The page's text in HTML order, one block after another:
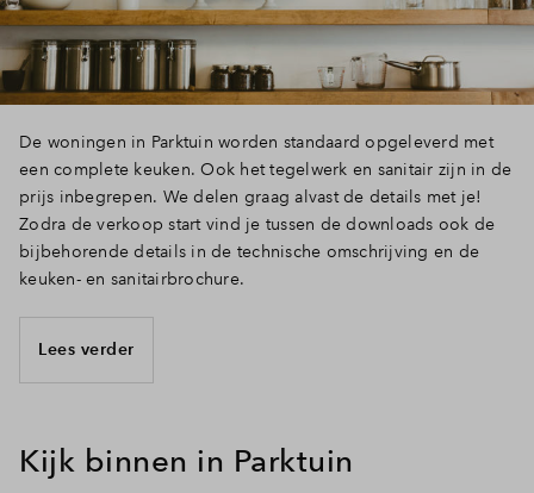
De woningen in Parktuin worden standaard opgeleverd met
een complete keuken. Ook het tegelwerk en sanitair zijn in de
prijs inbegrepen. We delen graag alvast de details met je!
Zodra de verkoop start vind je tussen de downloads ook de
bijbehorende details in de technische omschrijving en de
keuken- en sanitairbrochure.
Lees verder
Kijk binnen in Parktuin